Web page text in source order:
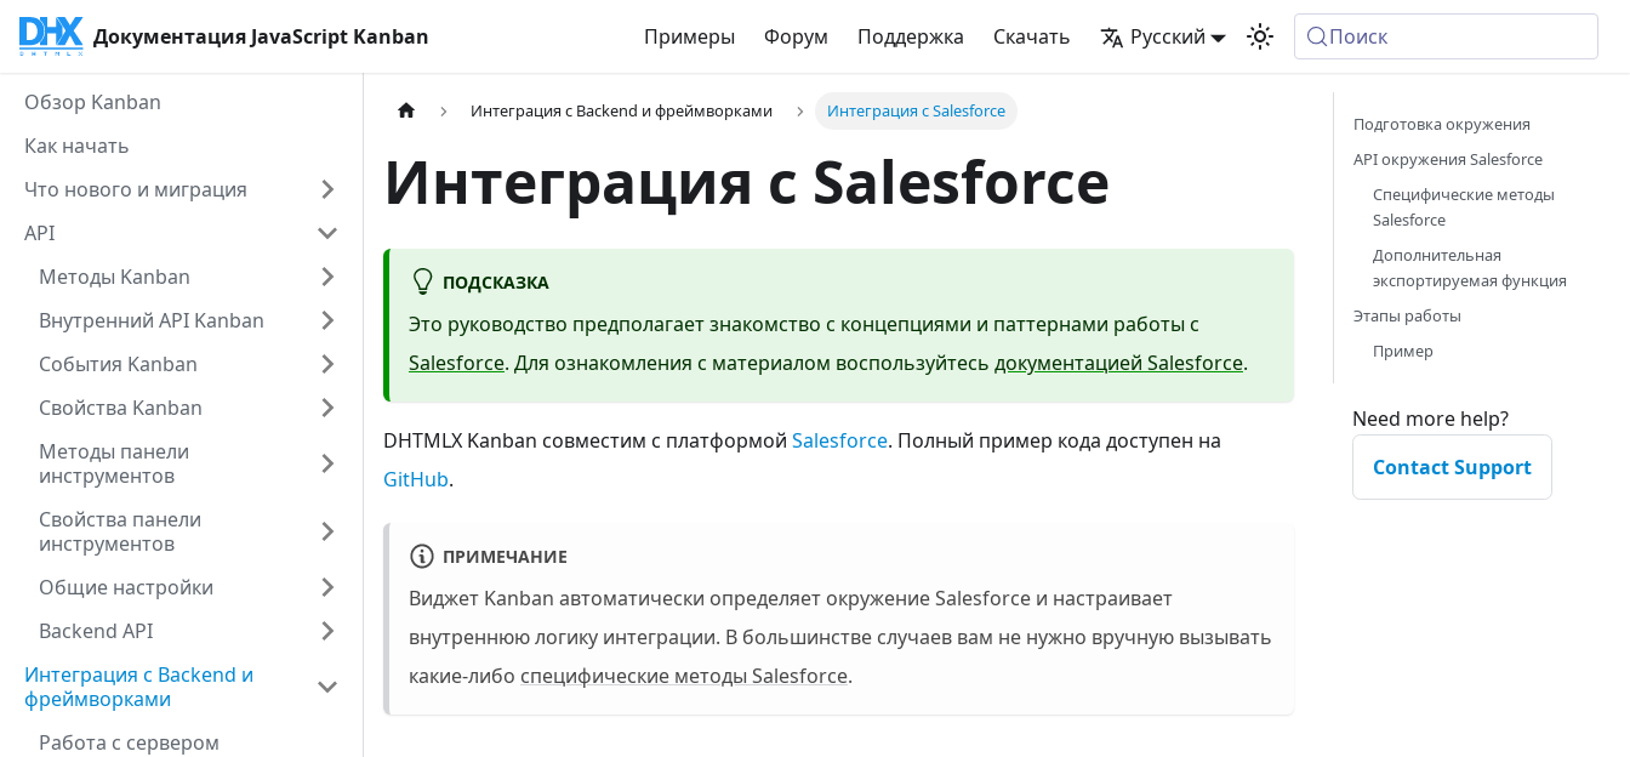
Документация JavaScript Kanban Примеры Форум Поддержка Скачать Русский Поиск
Обзор Kanban
Как начать
Что нового и миграция
API
Методы Kanban
Внутренний API Kanban
События Kanban
Свойства Kanban
Методы панели
инструментов
Свойства панели
инструментов
Общие настройки
Backend API
Интеграция с Backend и
фреймворками
Работа с сервером
Интеграция с Backend и фреймворками Интеграция с Salesforce
Интеграция с Salesforce
ПОДСКАЗКА
Это руководство предполагает знакомство с концепциями и паттернами работы с
Salesforce. Для ознакомления с материалом воспользуйтесь документацией Salesforce.
DHTMLX Kanban совместим с платформой Salesforce. Полный пример кода доступен на
GitHub.
ПРИМЕЧАНИЕ
Виджет Kanban автоматически определяет окружение Salesforce и настраивает
внутреннюю логику интеграции. В большинстве случаев вам не нужно вручную вызывать
какие-либо специфические методы Salesforce.
Подготовка окружения
API окружения Salesforce
Специфические методы
Salesforce
Дополнительная
экспортируемая функция
Этапы работы
Пример
Need more help?
Contact Support